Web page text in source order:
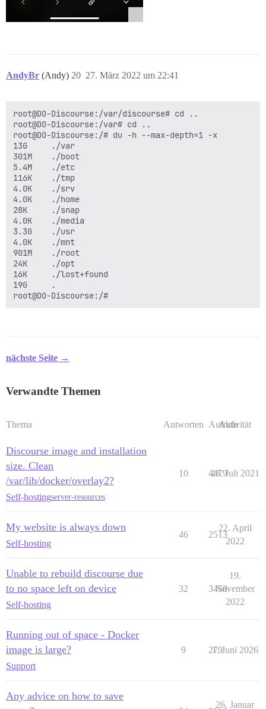
AndyBr (Andy) 27. März 2022 um 22:41
20
root@DO-Discourse:/var/discourse# cd ..
root@DO-Discourse:/var# cd ..
root@DO-Discourse:/# du -h --max-depth=1 -x
13G     ./var
301M    ./boot
5.4M    ./etc
116K    ./tmp
4.0K    ./srv
4.0K    ./home
28K     ./snap
4.0K    ./media
3.3G    ./usr
4.0K    ./mnt
901M    ./root
24K     ./opt
16K     ./lost+found
19G     .
nächste Seite →
Verwandte Themen
Thema Antworten Aufrufe
Aktivität
Discourse image and installation
size. Clean
/var/lib/docker/overlay2?
Self-hostingserver-resources
10 4479
28. Juli 2021
My website is always down
Self-hosting
46 2513
22. April
2022
Unable to rebuild discourse due
to no space left on device
Self-hosting
32 3458
19.
November
2022
Running out of space - Docker
image is large?
Support
9 279
1. Juni 2026
Any advice on how to save
26. Januar